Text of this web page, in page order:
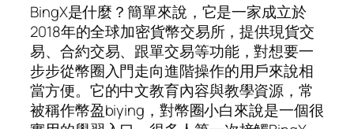
BingX是什麼？簡單來說，它是一家成立於
2018年的全球加密貨幣交易所，提供現貨交
易、合約交易、跟單交易等功能，對想要一
步步從幣圈入門走向進階操作的用戶來說相
當方便。它的中文教育內容與教學資源，常
被稱作幣盈biying，對幣圈小白來說是一個很